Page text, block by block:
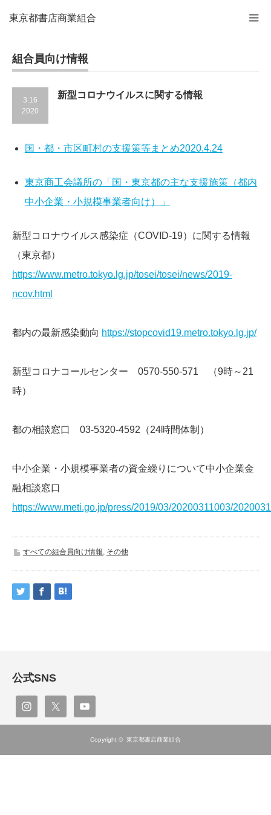
東京都書店商業組合
組合員向け情報
3.16
2020
新型コロナウイルスに関する情報
国・都・市区町村の支援策等まとめ2020.4.24
東京商工会議所の「国・東京都の主な支援施策（都内
中小企業・小規模事業者向け）」
新型コロナウイルス感染症（COVID-19）に関する情報
（東京都）
https://www.metro.tokyo.lg.jp/tosei/tosei/news/2019-
ncov.html
都内の最新感染動向 https://stopcovid19.metro.tokyo.lg.jp/
新型コロナコールセンター 0570-550-571 （9時～21
時）
都の相談窓口 03-5320-4592（24時間体制）
中小企業・小規模事業者の資金繰りについて中小企業金
融相談窓口
https://www.meti.go.jp/press/2019/03/20200311003/
すべての組合員向け情報, その他
公式SNS
Copyright © 東京都書店商業組合